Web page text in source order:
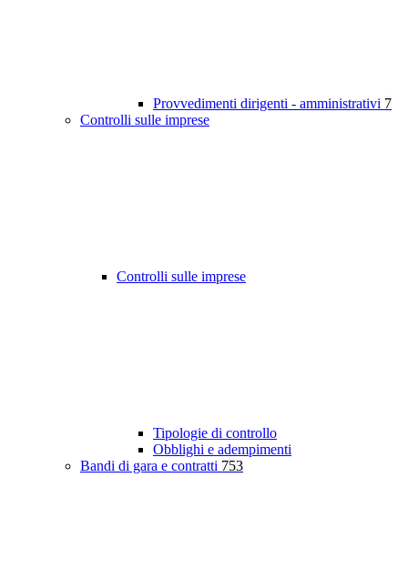
Provvedimenti dirigenti - amministrativi 7
Controlli sulle imprese
Controlli sulle imprese
Tipologie di controllo
Obblighi e adempimenti
Bandi di gara e contratti 753